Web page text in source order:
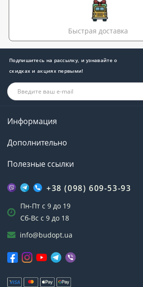
Быстрая доставка
Подпишитесь на рассылку, и узнавайте о
скидках и акциях первыми!
Информация
Дополнительно
Полезные ссылки
+38 (098) 609-53-93
Пн-Пт с 9 до 19
Сб-Вс с 9 до 18
info@budopt.ua